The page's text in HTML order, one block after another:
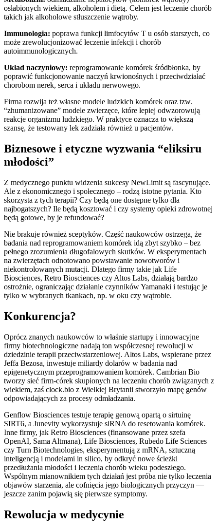
osłabionych wiekiem, alkoholem i dietą. Celem jest leczenie chorób
takich jak alkoholowe stłuszczenie wątroby.
Immunologia: poprawa funkcji limfocytów T u osób starszych, co
może zrewolucjonizować leczenie infekcji i chorób
autoimmunologicznych.
Układ naczyniowy: reprogramowanie komórek śródbłonka, by
poprawić funkcjonowanie naczyń krwionośnych i przeciwdziałać
chorobom nerek, serca i układu nerwowego.
Firma rozwija też własne modele ludzkich komórek oraz tzw.
“zhumanizowane” modele zwierzęce, które lepiej odwzorowują
reakcje organizmu ludzkiego. W praktyce oznacza to większą
szansę, że testowany lek zadziała również u pacjentów.
Biznesowe i etyczne wyzwania “eliksiru
młodości”
Z medycznego punktu widzenia sukcesy NewLimit są fascynujące.
Ale z ekonomicznego i społecznego – rodzą istotne pytania. Kto
skorzysta z tych terapii? Czy będą one dostępne tylko dla
najbogatszych? Ile będą kosztować i czy systemy opieki zdrowotnej
będą gotowe, by je refundować?
Nie brakuje również sceptyków. Część naukowców ostrzega, że
badania nad reprogramowaniem komórek idą zbyt szybko – bez
pełnego zrozumienia długofalowych skutków. W eksperymentach
na zwierzętach odnotowano powstawanie nowotworów i
niekontrolowanych mutacji. Dlatego firmy takie jak Life
Biosciences, Retro Biosciences czy Altos Labs, działają bardzo
ostrożnie, ograniczając działanie czynników Yamanaki i testując je
tylko w wybranych tkankach, np. w oku czy wątrobie.
Konkurencja?
Oprócz znanych naukowców to właśnie startupy i innowacyjne
firmy biotechnologiczne nadają ton współczesnej rewolucji w
dziedzinie terapii przeciwstarzeniowej. Altos Labs, wspierane przez
Jeffa Bezosa, inwestuje miliardy dolarów w badania nad
epigenetycznym przeprogramowaniem komórek. Cambrian Bio
tworzy sieć firm-córek skupionych na leczeniu chorób związanych z
wiekiem, zaś clock.bio z Wielkiej Brytanii stworzyło mapę genów
odpowiadających za procesy odmładzania.
Genflow Biosciences testuje terapię genową opartą o sirtuinę
SIRT6, a Junevity wykorzystuje siRNA do resetowania komórek.
Inne firmy, jak Retro Biosciences (finansowane przez szefa
OpenAI, Sama Altmana), Life Biosciences, Rubedo Life Sciences
czy Turn Biotechnologies, eksperymentują z mRNA, sztuczną
inteligencją i modelami in silico, by odkryć nowe ścieżki
przedłużania młodości i leczenia chorób wieku podeszłego.
Wspólnym mianownikiem tych działań jest próba nie tylko leczenia
objawów starzenia, ale cofnięcia jego biologicznych przyczyn —
jeszcze zanim pojawią się pierwsze symptomy.
Rewolucja w medycynie